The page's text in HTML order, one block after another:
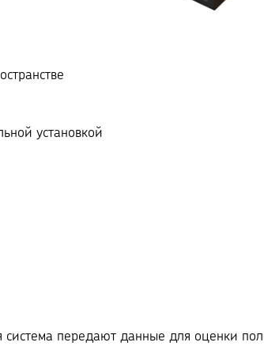
установкой
передают данные для оценки